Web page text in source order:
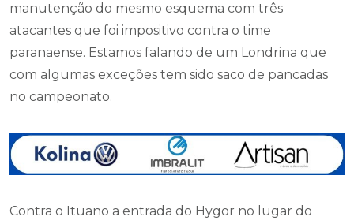
manutenção do mesmo esquema com três
atacantes que foi impositivo contra o time
paranaense. Estamos falando de um Londrina que
com algumas exceções tem sido saco de pancadas
no campeonato.
Contra o Ituano a entrada do Hygor no lugar do